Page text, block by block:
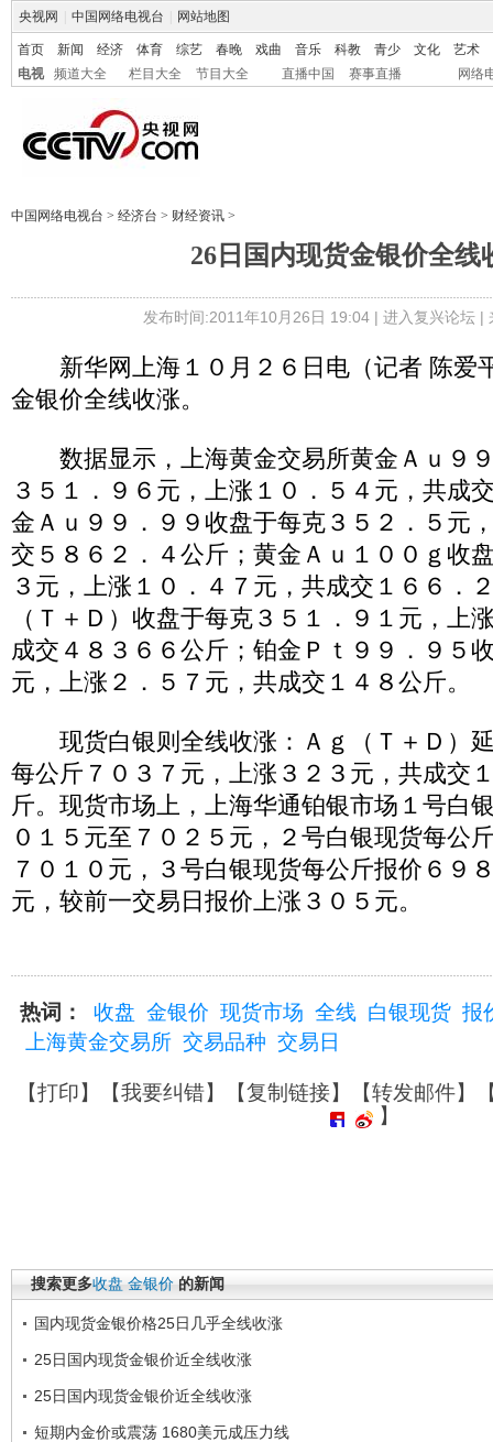
央视网 中国网络电视台 网站地图
首页 新闻 经济 体育 综艺 春晚 戏曲 音乐 科教 青少 文化
艺术
电视
频道大全 栏目大全 节目大全 直播中国 赛事直播 网络
中国网络电视台 > 经济台 > 财经资讯 >
26日国内现货金银价全线
发布时间:2011年10月26日 19:04 | 进入复兴论坛|
新华网上海１０月２６日电（记者 陈爱
金银价全线收涨。
数据显示，上海黄金交易所黄金Ａｕ９
３５１．９６元，上涨１０．５４元，共成
金Ａｕ９９．９９收盘于每克３５２．５元
交５８６２．４公斤；黄金Ａｕ１００ｇ收
３元，上涨１０．４７元，共成交１６６．
（Ｔ＋Ｄ）收盘于每克３５１．９１元，上
成交４８３６６公斤；铂金Ｐｔ９９．９５
元，上涨２．５７元，共成交１４８公斤。
现货白银则全线收涨：Ａｇ（Ｔ＋Ｄ）
每公斤７０３７元，上涨３２３元，共成交
斤。现货市场上，上海华通铂银市场１号白
０１５元至７０２５元，２号白银现货每公
７０１０元，３号白银现货每公斤报价６９
元，较前一交易日报价上涨３０５元。
热词： 收盘 金银价 现货市场 全线 白银现货 报
上海黄金交易所 交易品种 交易日
【打印】【我要纠错】【复制链接】【转发邮件】
】
搜索更多收盘 金银价 的新闻
国内现货金银价格25日几乎全线收涨
25日国内现货金银价近全线收涨
25日国内现货金银价近全线收涨
短期内金价或震荡 1680美元成压力线